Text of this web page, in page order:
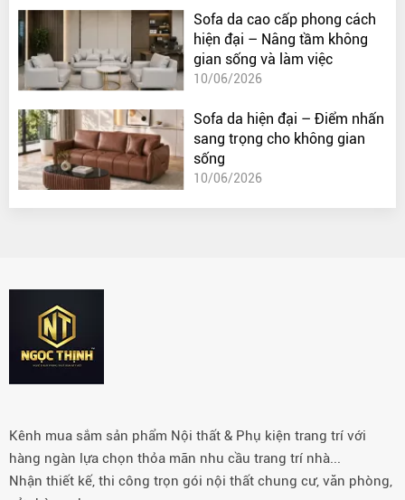
Sofa da cao cấp phong cách
hiện đại – Nâng tầm không
gian sống và làm việc
10/06/2026
Sofa da hiện đại – Điểm nhấn
sang trọng cho không gian
sống
10/06/2026
Kênh mua sắm sản phẩm Nội thất & Phụ kiện trang trí với
hàng ngàn lựa chọn thỏa mãn nhu cầu trang trí nhà...
Nhận thiết kế, thi công trọn gói nội thất chung cư, văn phòng,